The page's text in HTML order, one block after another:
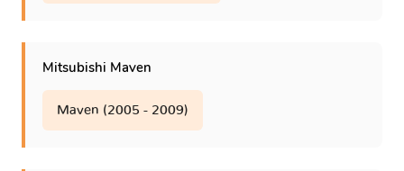
Mitsubishi Maven
Maven (2005 - 2009)